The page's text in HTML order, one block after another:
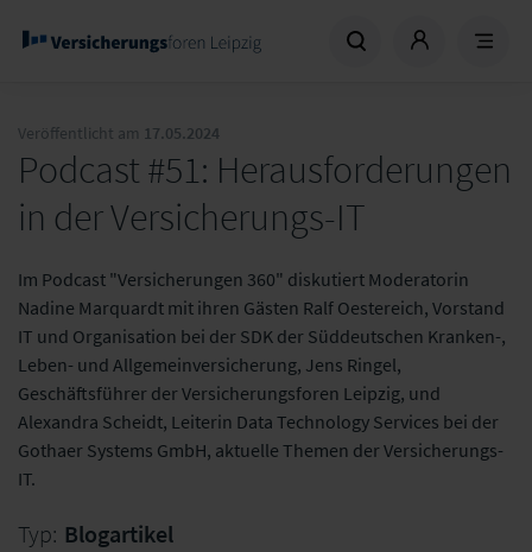
Veröffentlicht am 17.05.2024
Podcast #51: Herausforderungen
in der Versicherungs-IT
Im Podcast "Versicherungen 360" diskutiert Moderatorin
Nadine Marquardt mit ihren Gästen Ralf Oestereich, Vorstand
IT und Organisation bei der SDK der Süddeutschen Kranken-,
Leben- und Allgemeinversicherung, Jens Ringel,
Geschäftsführer der Versicherungsforen Leipzig, und
Alexandra Scheidt, Leiterin Data Technology Services bei der
Gothaer Systems GmbH, aktuelle Themen der Versicherungs-
IT.
Typ: Blogartikel